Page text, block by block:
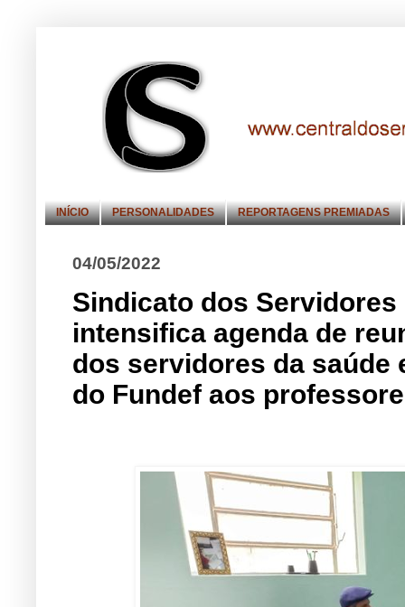
INÍCIO PERSONALIDADES REPORTAGENS PREMIADAS
04/05/2022
Sindicato dos
intensifica agenda de
dos servidores da saúde
do Fundef aos